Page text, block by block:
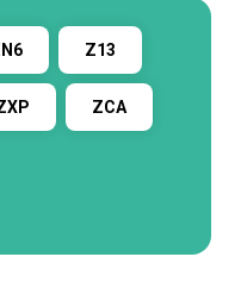
Z13
ZCA